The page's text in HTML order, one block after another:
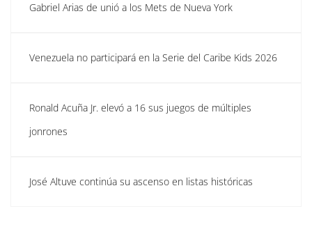
Gabriel Arias de unió a los Mets de Nueva York
Venezuela no participará en la Serie del Caribe Kids 2026
Ronald Acuña Jr. elevó a 16 sus juegos de múltiples
jonrones
José Altuve continúa su ascenso en listas históricas